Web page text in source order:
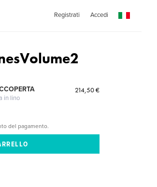
Registrati Accedi
in lino
214,50 €
del pagamento.